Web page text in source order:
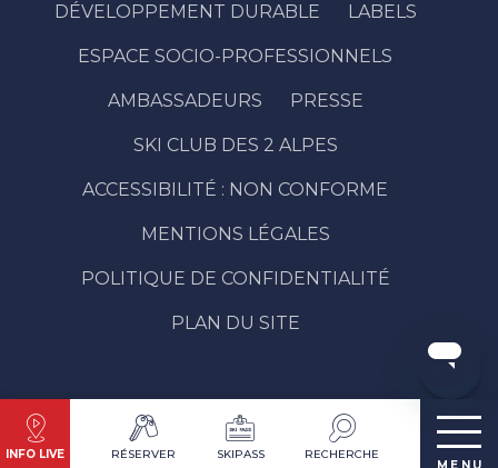
INFO LIVE RÉSERVER SKIPASS RECHERCHE
MENU
DÉVELOPPEMENT DURABLE LABELS
ESPACE SOCIO-PROFESSIONNELS
AMBASSADEURS PRESSE
SKI CLUB DES 2 ALPES
ACCESSIBILITÉ : NON CONFORME
MENTIONS LÉGALES
POLITIQUE DE CONFIDENTIALITÉ
PLAN DU SITE